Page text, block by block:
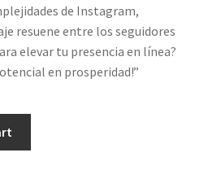
de Instagram,
resuene entre los seguidores
elevar tu presencia en línea?
en prosperidad!”